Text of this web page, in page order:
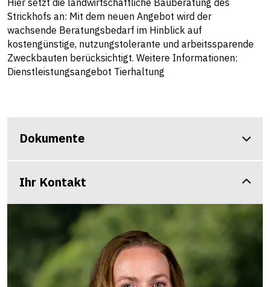
Hier setzt die landwirtschaftliche Bauberatung des
Strickhofs an: Mit dem neuen Angebot wird der
wachsende Beratungsbedarf im Hinblick auf
kostengünstige, nutzungstolerante und arbeitssparende
Zweckbauten berücksichtigt. Weitere Informationen:
Dienstleistungsangebot Tierhaltung
Dokumente
Ihr Kontakt